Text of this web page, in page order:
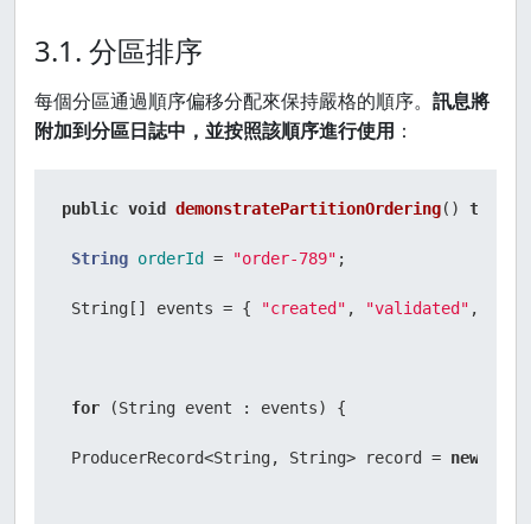
3.1. 分區排序
每個分區通過順序偏移分配來保持嚴格的順序。 訊息將
附加到分區日誌中，並按照該順序進行使用 ：
public void demonstratePartitionOrdering() throws
String orderId = "order-789" ;
String[] events = { "created" , "validated" ,
for (String event : events) {
ProducerRecord<String, String> record = new